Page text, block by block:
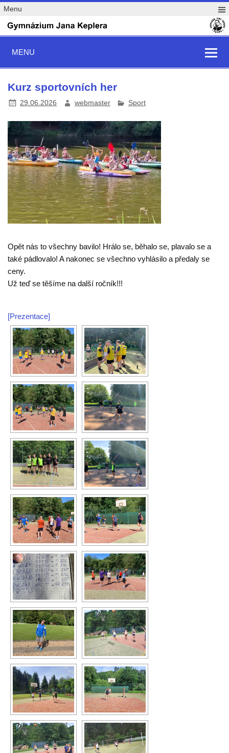
Menu
MENU
Kurz sportovních her
29.06.2026 webmaster Sport
Opět nás to všechny bavilo! Hrálo se, běhalo se, plavalo se a
také pádlovalo! A nakonec se všechno vyhlásilo a předaly se
ceny.
Už teď se těšíme na další ročník!!!
[Prezentace]